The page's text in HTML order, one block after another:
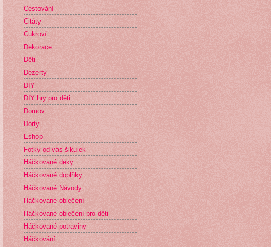
Cestování
Citáty
Cukroví
Dekorace
Děti
Dezerty
DIY
DIY hry pro děti
Domov
Dorty
Eshop
Fotky od vás šikulek
Háčkované deky
Háčkované doplňky
Háčkované Návody
Háčkované oblečení
Háčkované oblečení pro děti
Háčkované potraviny
Háčkování